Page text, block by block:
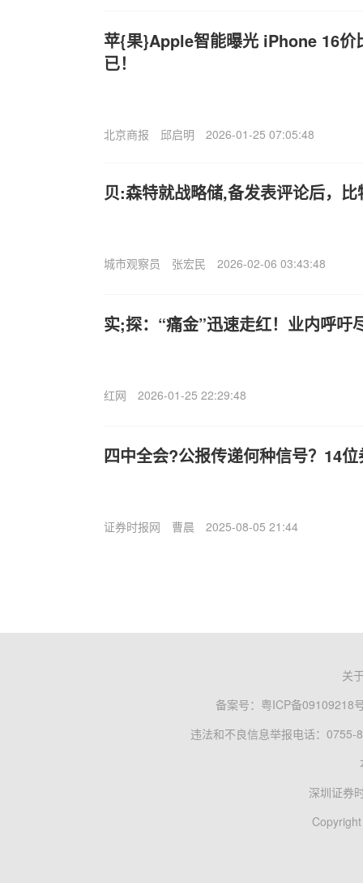
苹{果}Apple智能曝光 iPhone 16价
已！
北京商报 邱启明 2026-01-25 07:05:48
贝:森特就战略储,备发表评论后，
城市观察员 张宏民 2026-02-06 03:43:48
实;探：“痛金”迅速走红！业内呼吁
红网 2026-01-25 22:29:48
四中全会?公报传递何种信号？14
证券时报网 曹晨 2025-08-05 21:44
关
备案号： 粤ICP备09109218
违法和不良信息举报电话：0755-
深圳证券